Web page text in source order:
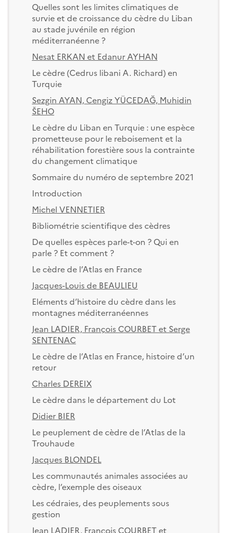
Quelles sont les limites climatiques de
survie et de croissance du cèdre du Liban
au stade juvénile en région
méditerranéenne ?
Nesat ERKAN et Edanur AYHAN
Le cèdre (Cedrus libani A. Richard) en
Turquie
Sezgin AYAN, Cengiz YÜCEDAĞ, Muhidin
ŠEHO
Le cèdre du Liban en Turquie : une espèce
prometteuse pour le reboisement et la
réhabilitation forestière sous la contrainte
du changement climatique
Sommaire du numéro de septembre 2021
Introduction
Michel VENNETIER
Bibliométrie scientifique des cèdres
De quelles espèces parle-t-on ? Qui en
parle ? Et comment ?
Le cèdre de l’Atlas en France
Jacques-Louis de BEAULIEU
Eléments d’histoire du cèdre dans les
montagnes méditerranéennes
Jean LADIER, François COURBET et Serge
SENTENAC
Le cèdre de l’Atlas en France, histoire d’un
retour
Charles DEREIX
Le cèdre dans le département du Lot
Didier BIER
Le peuplement de cèdre de l’Atlas de la
Trouhaude
Jacques BLONDEL
Les communautés animales associées au
cèdre, l’exemple des oiseaux
Les cédraies, des peuplements sous
gestion
Jean LADIER, François COURBET et